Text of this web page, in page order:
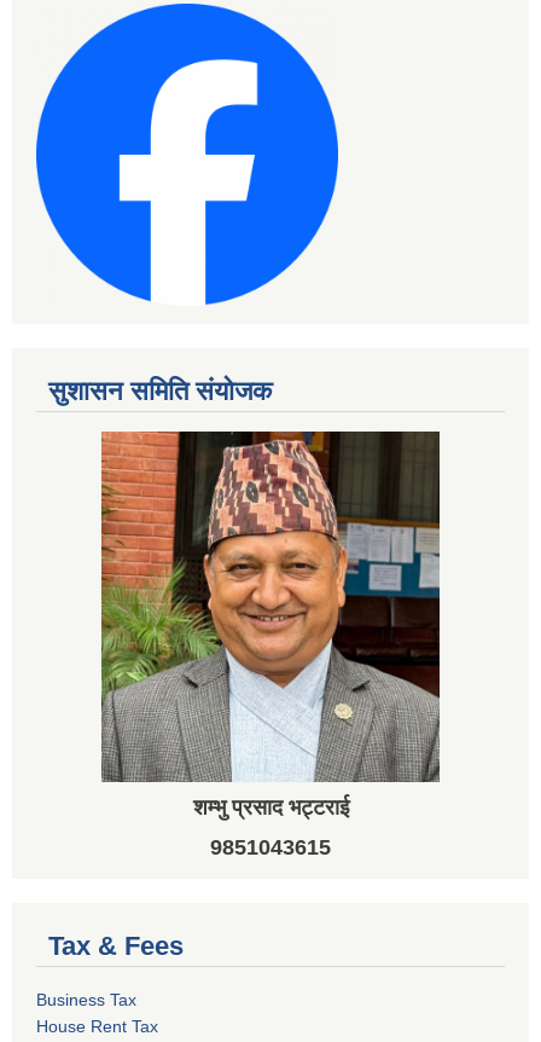
सुशासन समिति संयोजक
शम्भु प्रसाद भट्टराई
9851043615
Tax & Fees
Business Tax
House Rent Tax